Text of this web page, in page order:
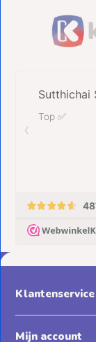
Klantenservice
Mijn account